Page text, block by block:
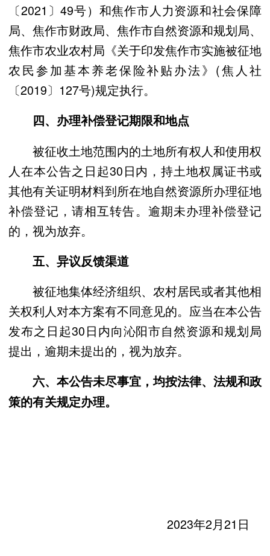
〔2021〕49号）和焦作市人力资源和社会保障
局、焦作市财政局、焦作市自然资源和规划局、
焦作市农业农村局《关于印发焦作市实施被征地
农民参加基本养老保险补贴办法》(焦人社
〔2019〕127号)规定执行。
四、办理补偿登记期限和地点
被征收土地范围内的土地所有权人和使用权
人在本公告之日起30日内，持土地权属证书或
其他有关证明材料到所在地自然资源所办理征地
补偿登记，请相互转告。逾期未办理补偿登记
的，视为放弃。
五、异议反馈渠道
被征地集体经济组织、农村居民或者其他相
关权利人对本方案有不同意见的。应当在本公告
发布之日起30日内向沁阳市自然资源和规划局
提出，逾期未提出的，视为放弃。
六、本公告未尽事宜，均按法律、法规和政
策的有关规定办理。
2023年2月21日